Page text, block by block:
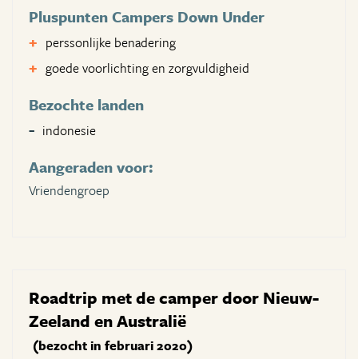
Pluspunten Campers Down Under
perssonlijke benadering
goede voorlichting en zorgvuldigheid
Bezochte landen
indonesie
Aangeraden voor:
Vriendengroep
Roadtrip met de camper door Nieuw-
Zeeland en Australië
(bezocht in februari 2020)